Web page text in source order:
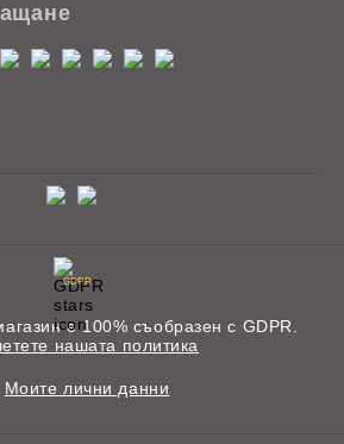
GDPR
е 100% съобразен с GDPR.
нашата политика
Моите лични данни